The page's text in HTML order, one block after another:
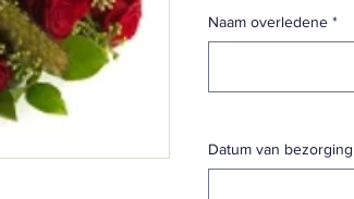
Naam overledene *
Datum van bezorging